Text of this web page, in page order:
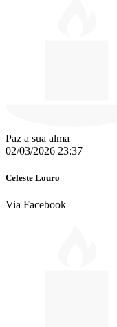
Paz a sua alma
02/03/2026 23:37
Celeste Louro
Via Facebook